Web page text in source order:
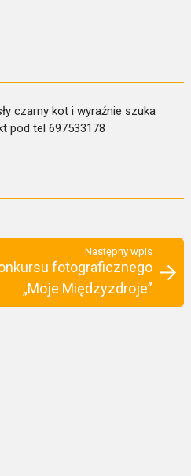
czarny kot i wyraźnie szuka
pod tel 697533178
Następny wpis
fotograficznego
„Moje Międzyzdroje”